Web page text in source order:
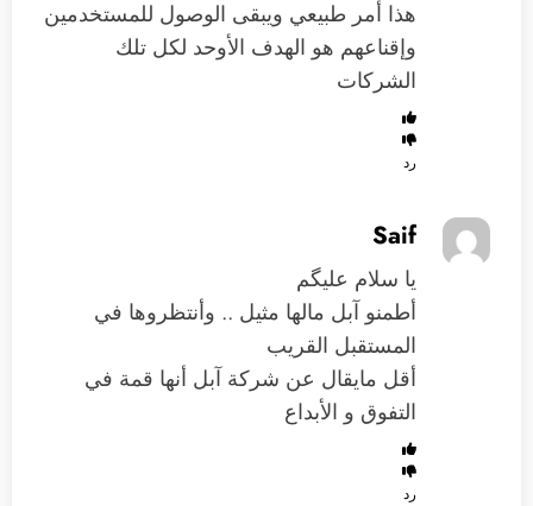
هذا أمر طبيعي ويبقى الوصول للمستخدمين
وإقناعهم هو الهدف الأوحد لكل تلك
الشركات
رد
Saif
يا سلام عليگم
أطمنو آبل مالها مثيل .. وأنتظروها في
المستقبل القريب
أقل مايقال عن شركة آبل أنها قمة في
التفوق و الأبداع
رد